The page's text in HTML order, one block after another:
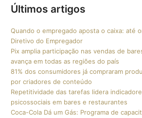
Últimos artigos
Quando o empregado aposta o caixa: até
Diretivo do Empregador
Pix amplia participação nas vendas de
avança em todas as regiões do país
81% dos consumidores já compraram
por criadores de conteúdo
Repetitividade das tarefas lidera
psicossociais em bares e restaurantes
Coca-Cola Dá um Gás: Programa de